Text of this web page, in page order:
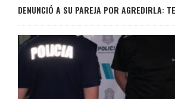
DENUNCIÓ A SU PAREJA POR AGREDIRLA: